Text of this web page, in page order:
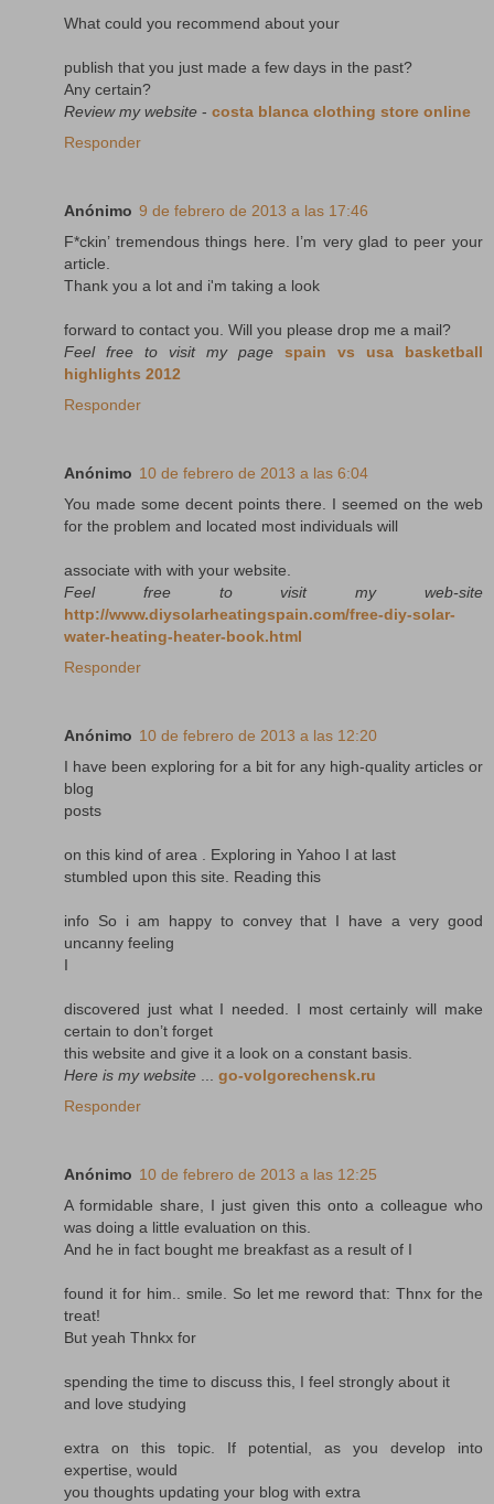
What could you recommend about your
publish that you just made a few days in the past?
Any certain?
Review my website - costa blanca clothing store online
Responder
Anónimo 9 de febrero de 2013 a las 17:46
F*ckin’ tremendous things here. I’m very glad to peer your
article.
Thank you a lot and i'm taking a look
forward to contact you. Will you please drop me a mail?
Feel free to visit my page
spain vs usa basketball
highlights 2012
Responder
Anónimo 10 de febrero de 2013 a las 6:04
You made some decent points there. I seemed on the web
for the problem and located most individuals will
associate with with your website.
Feel free to visit my web-site
http://www.diysolarheatingspain.com/free-diy-solar-
water-heating-heater-book.html
Responder
Anónimo 10 de febrero de 2013 a las 12:20
I have been exploring for a bit for any high-quality articles or
blog
posts
on this kind of area . Exploring in Yahoo I at last
stumbled upon this site. Reading this
info So i am happy to convey that I have a very good
uncanny feeling
I
discovered just what I needed. I most certainly will make
certain to don’t forget
this website and give it a look on a constant basis.
Here is my website ... go-volgorechensk.ru
Responder
Anónimo 10 de febrero de 2013 a las 12:25
A formidable share, I just given this onto a colleague who
was doing a little evaluation on this.
And he in fact bought me breakfast as a result of I
found it for him.. smile. So let me reword that: Thnx for the
treat!
But yeah Thnkx for
spending the time to discuss this, I feel strongly about it
and love studying
extra on this topic. If potential, as you develop into
expertise, would
you thoughts updating your blog with extra